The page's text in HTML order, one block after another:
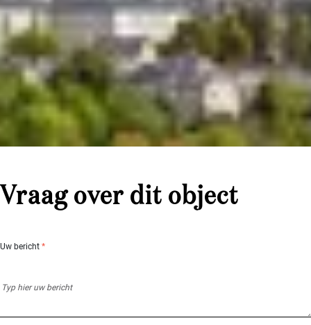
Vraag over dit object
Uw bericht *